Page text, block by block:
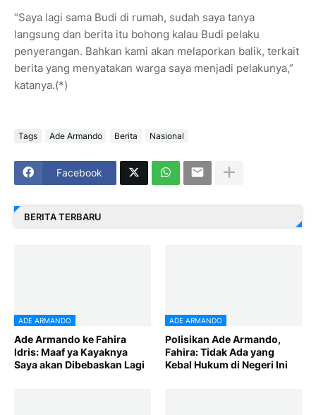
“Saya lagi sama Budi di rumah, sudah saya tanya
langsung dan berita itu bohong kalau Budi pelaku
penyerangan. Bahkan kami akan melaporkan balik, terkait
berita yang menyatakan warga saya menjadi pelakunya,”
katanya.(*)
Tags Ade Armando Berita Nasional
Facebook
BERITA TERBARU
ADE ARMANDO
Ade Armando ke Fahira
Idris: Maaf ya Kayaknya
Saya akan Dibebaskan Lagi
ADE ARMANDO
Polisikan Ade Armando,
Fahira: Tidak Ada yang
Kebal Hukum di Negeri Ini